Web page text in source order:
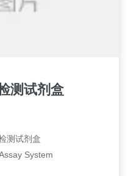
测试剂盒
测试剂盒
System